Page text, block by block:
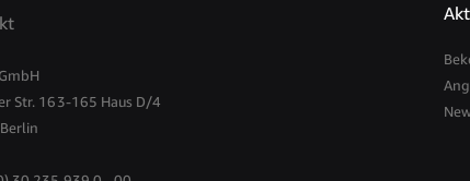
Str. 163-165 Haus D/4